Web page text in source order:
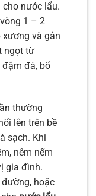
nước lẩu.
1 – 2
và gân
ngọt từ
đà, bổ
thường
lên trên bề
sạch. Khi
nêm nếm
gia đình.
hoặc